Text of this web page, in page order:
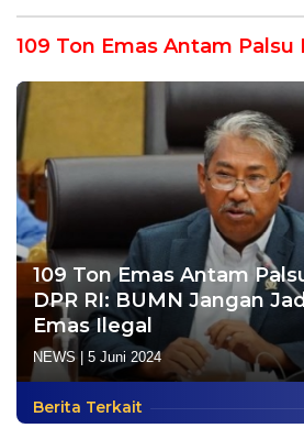
109 Ton Emas Antam Palsu
109 Ton Emas Antam
DPR RI: BUMN Jangan
Emas Ilegal
NEWS| 5 Juni 2024
Berita Terkait